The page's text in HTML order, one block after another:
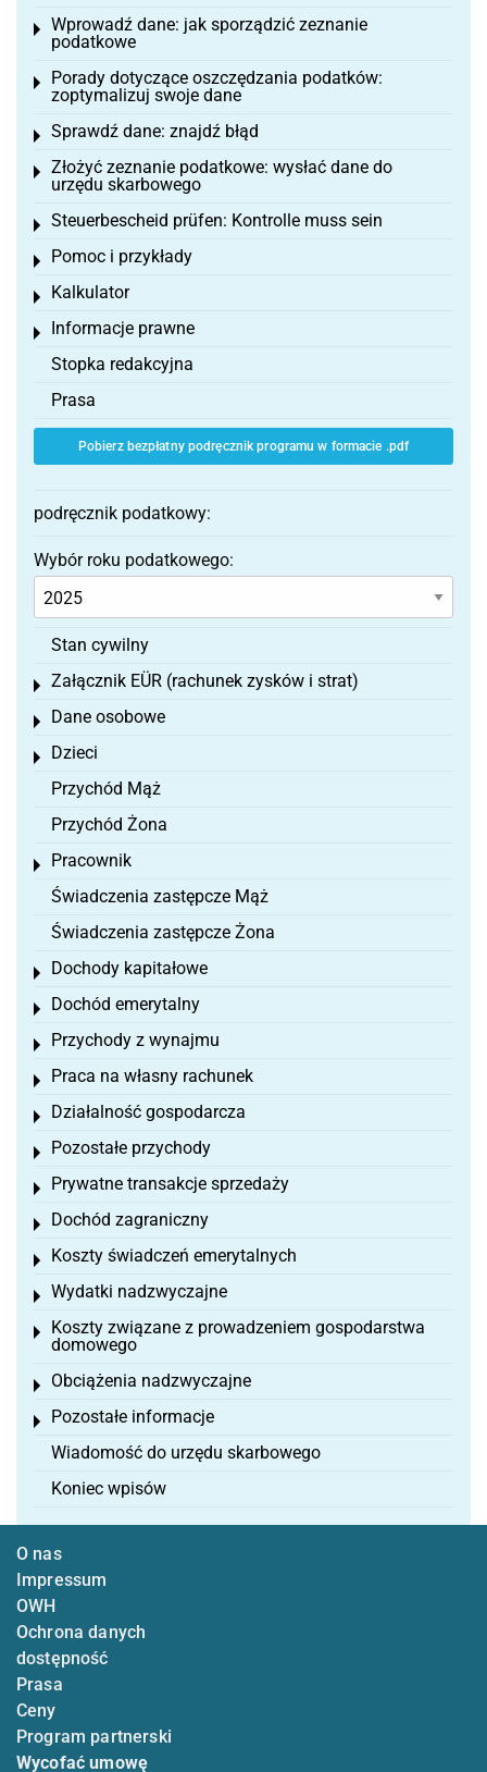
Wprowadź dane: jak sporządzić zeznanie
podatkowe
Toggle menu
Porady dotyczące oszczędzania podatków:
zoptymalizuj swoje dane
Toggle menu
Sprawdź dane: znajdź błąd
Toggle menu
Złożyć zeznanie podatkowe: wysłać dane do
urzędu skarbowego
Toggle menu
Steuerbescheid prüfen: Kontrolle muss sein
Toggle menu
Pomoc i przykłady
Toggle menu
Kalkulator
Toggle menu
Informacje prawne
Toggle menu
Stopka redakcyjna
Prasa
Pobierz bezpłatny podręcznik programu w formacie .pdf
podręcznik podatkowy:
Wybór roku podatkowego:
Stan cywilny
Załącznik EÜR (rachunek zysków i strat)
Toggle menu
Dane osobowe
Toggle menu
Dzieci
Toggle menu
Przychód Mąż
Przychód Żona
Pracownik
Toggle menu
Świadczenia zastępcze Mąż
Świadczenia zastępcze Żona
Dochody kapitałowe
Toggle menu
Dochód emerytalny
Toggle menu
Przychody z wynajmu
Toggle menu
Praca na własny rachunek
Toggle menu
Działalność gospodarcza
Toggle menu
Pozostałe przychody
Toggle menu
Prywatne transakcje sprzedaży
Toggle menu
Dochód zagraniczny
Toggle menu
Koszty świadczeń emerytalnych
Toggle menu
Wydatki nadzwyczajne
Toggle menu
Koszty związane z prowadzeniem gospodarstwa
domowego
Toggle menu
Obciążenia nadzwyczajne
Toggle menu
Pozostałe informacje
Toggle menu
Wiadomość do urzędu skarbowego
Koniec wpisów
O nas
Impressum
OWH
Ochrona danych
dostępność
Prasa
Ceny
Program partnerski
Wycofać umowę